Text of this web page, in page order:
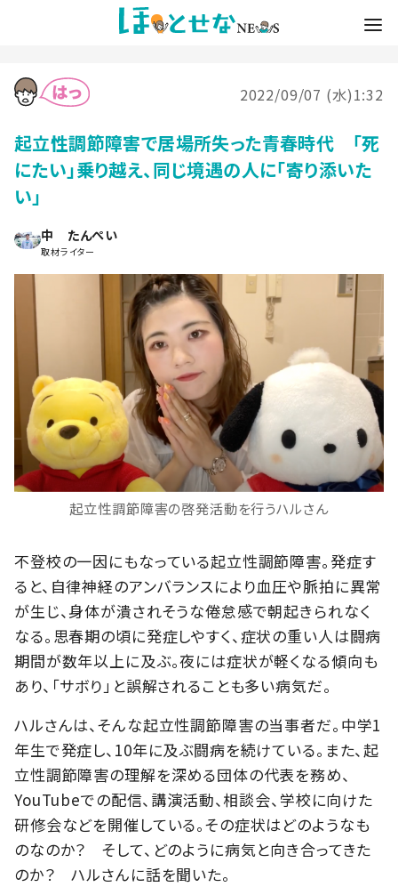
2022/09/07 (水)1:32
起立性調節障害で居場所失った青春時代 「死
にたい」乗り越え、同じ境遇の人に「寄り添いた
い」
中 たんぺい
取材ライター
起立性調節障害の啓発活動を行うハルさん
不登校の一因にもなっている起立性調節障害。発症す
ると、自律神経のアンバランスにより血圧や脈拍に異常
が生じ、身体が潰されそうな倦怠感で朝起きられなく
なる。思春期の頃に発症しやすく、症状の重い人は闘病
期間が数年以上に及ぶ。夜には症状が軽くなる傾向も
あり、「サボり」と誤解されることも多い病気だ。
ハルさんは、そんな起立性調節障害の当事者だ。中学1
年生で発症し、10年に及ぶ闘病を続けている。また、起
立性調節障害の理解を深める団体の代表を務め、
YouTubeでの配信、講演活動、相談会、学校に向けた
研修会などを開催している。その症状はどのようなも
のなのか？ そして、どのように病気と向き合ってきた
のか？ ハルさんに話を聞いた。